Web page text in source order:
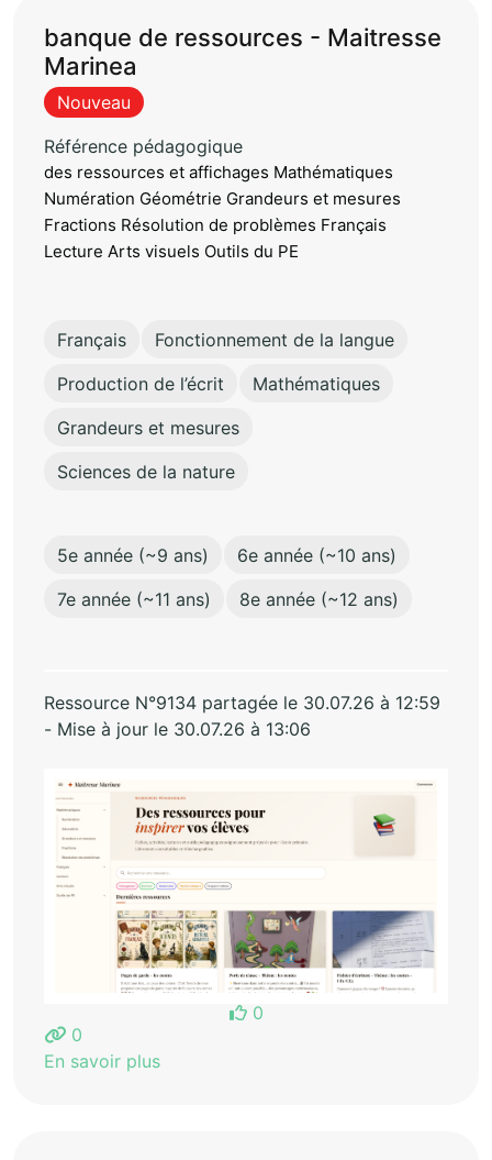
banque de ressources - Maitresse
Marinea
Nouveau
Référence pédagogique
des ressources et affichages Mathématiques
Numération Géométrie Grandeurs et mesures
Fractions Résolution de problèmes Français
Lecture Arts visuels Outils du PE
Français
Fonctionnement de la langue
Production de l’écrit
Mathématiques
Grandeurs et mesures
Sciences de la nature
5e année (~9 ans)
6e année (~10 ans)
7e année (~11 ans)
8e année (~12 ans)
Ressource N°9134 partagée le 30.07.26 à 12:59
- Mise à jour le 30.07.26 à 13:06
0
0
En savoir plus